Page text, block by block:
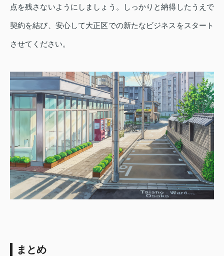
点を残さないようにしましょう。しっかりと納得したうえで
契約を結び、安心して大正区での新たなビジネスをスタート
させてください。
まとめ